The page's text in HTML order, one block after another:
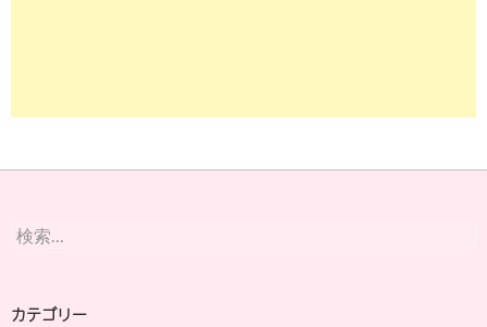
検
索:
カテゴリー